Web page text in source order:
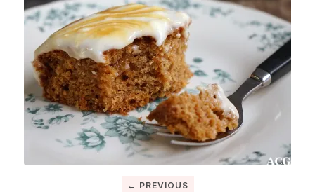
← PREVIOUS